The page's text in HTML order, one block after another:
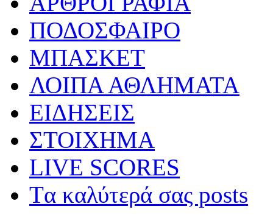
ΠΟΔΟΣΦΑΙΡΟ
ΜΠΑΣΚΕΤ
ΛΟΙΠΑ ΑΘΛΗΜΑΤΑ
ΕΙΔΗΣΕΙΣ
ΣΤΟΙΧΗΜΑ
LIVE SCORES
Tα καλύτερά σας posts